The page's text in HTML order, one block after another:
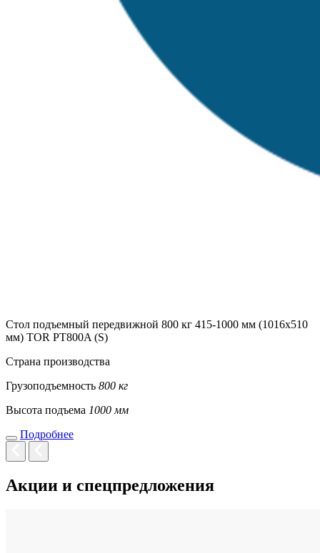
Стол подъемный передвижной 800 кг 415-1000 мм (1016х510
мм) TOR PT800A (S)
Страна производства
Грузоподъемность 800 кг
Высота подъема 1000 мм
Подробнее
Акции и спецпредложения